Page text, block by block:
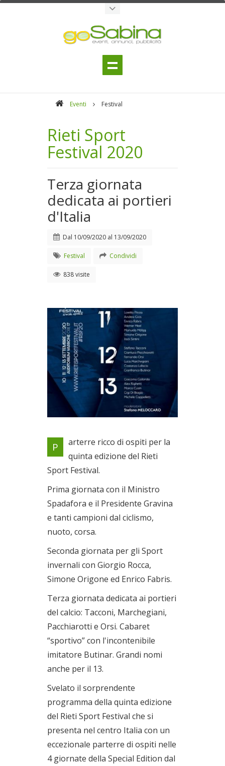
Eventi Festival
Rieti Sport
Festival 2020
Terza giornata
dedicata ai portieri
d'Italia
Dal 10/09/2020 al 13/09/2020
Festival Condividi
838 visite
Terza giornata dedicata ai
portieri d'Italia
Dal 10/09/2020 al
13/09/2020
P
arterre ricco di ospiti per la
quinta edizione del Rieti
Sport Festival.
Prima giornata con il Ministro
Spadafora e il Presidente Gravina
e tanti campioni dal ciclismo,
nuoto, corsa.
Seconda giornata per gli Sport
invernali con Giorgio Rocca,
Simone Origone ed Enrico Fabris.
Terza giornata dedicata ai portieri
del calcio: Tacconi, Marchegiani,
Pacchiarotti e Orsi. Cabaret
“sportivo” con l'incontenibile
imitatore Butinar. Grandi nomi
anche per il 13.
Svelato il sorprendente
programma della quinta edizione
del Rieti Sport Festival che si
presenta nel centro Italia con un
eccezionale parterre di ospiti nelle
4 giornate della Special Edition dal